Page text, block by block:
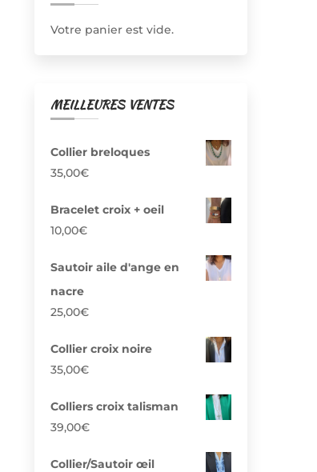
Votre panier est vide.
MEILLEURES VENTES
Collier breloques
35,00€
Bracelet croix + oeil
10,00€
Sautoir aile d'ange en
nacre
25,00€
Collier croix noire
35,00€
Colliers croix talisman
39,00€
Collier/Sautoir œil